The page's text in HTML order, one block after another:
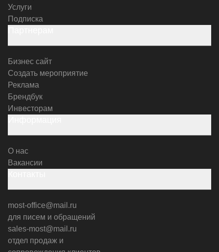
Услуги
Подписка
Бизнес сайт
Создать мероприятие
Реклама
Брендбук
Инвесторам
О нас
Вакансии
most-office@mail.ru
для писем и обращений
sales-most@mail.ru
отдел продаж и